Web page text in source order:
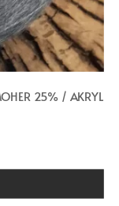
25% / AKRYL